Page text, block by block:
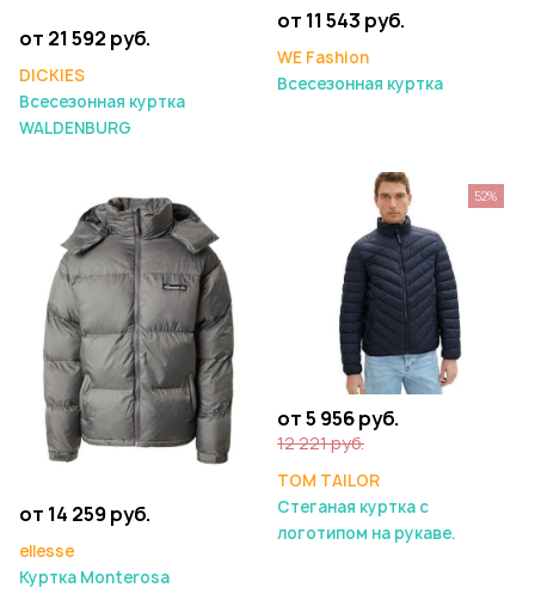
от 21 592 руб.
DICKIES
Всесезонная куртка
WALDENBURG
от 11 543 руб.
WE Fashion
Всесезонная куртка
от 14 259 руб.
ellesse
Куртка Monterosa
от 5 956 руб.
12 221 руб.
TOM TAILOR
Стеганая куртка с
логотипом на рукаве.
52%